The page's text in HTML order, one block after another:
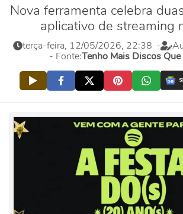
Nova ferramenta celebra
aplicativo de streaming
terça-feira, 12/05/2026, 22:38 -
- Fonte:Tenho Mais Discos